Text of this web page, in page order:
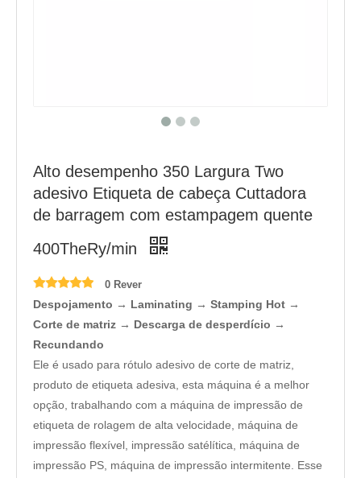
Alto desempenho 350 Largura Two
adesivo Etiqueta de cabeça Cuttadora
de barragem com estampagem quente
400TheRy/min
0 Rever
Despojamento → Laminating → Stamping Hot →
Corte de matriz → Descarga de desperdício →
Recundando
Ele é usado para rótulo adesivo de corte de matriz,
produto de etiqueta adesiva, esta máquina é a melhor
opção, trabalhando com a máquina de impressão de
etiqueta de rolagem de alta velocidade, máquina de
impressão flexível, impressão satélítica, máquina de
impressão PS, máquina de impressão intermitente. Esse